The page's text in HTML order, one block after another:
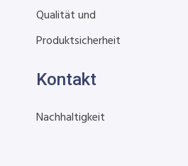
Qualität und
Produktsicherheit
Kontakt
Nachhaltigkeit